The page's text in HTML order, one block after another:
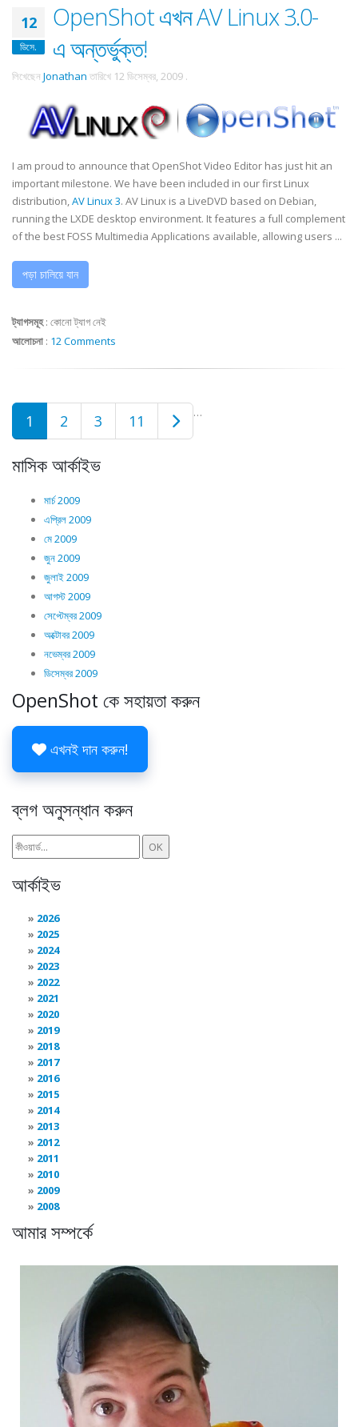
12
ডিসে.
OpenShot এখন AV Linux 3.0-
এ অন্তর্ভুক্ত!
লিখেছেন Jonathan তারিখে 12 ডিসেম্বর, 2009 .
I am proud to announce that OpenShot Video Editor has just hit an
important milestone. We have been included in our first Linux
distribution,AV Linux 3. AV Linux is a LiveDVD based on Debian,
running the LXDE desktop environment. It features a full complement
of the best FOSS Multimedia Applications available, allowing users ...
পড়া চালিয়ে যান
ট্যাগসমূহ: কোনো ট্যাগ নেই
আলোচনা : 12 Comments
1 2 3 …
11
মাসিক আর্কাইভ
মার্চ 2009
এপ্রিল 2009
মে 2009
জুন 2009
জুলাই 2009
আগস্ট 2009
সেপ্টেম্বর 2009
অক্টোবর 2009
নভেম্বর 2009
ডিসেম্বর 2009
OpenShot কে সহায়তা করুন
এখনই দান করুন!
ব্লগ অনুসন্ধান করুন
আর্কাইভ
2026
2025
2024
2023
2022
2021
2020
2019
2018
2017
2016
2015
2014
2013
2012
2011
2010
2009
2008
আমার সম্পর্কে